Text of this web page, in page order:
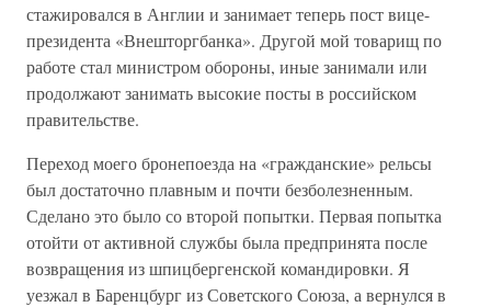
стажировался в Англии и занимает теперь пост вице-
президента «Внешторгбанка». Другой мой товарищ по
работе стал министром обороны, иные занимали или
продолжают занимать высокие посты в российском
правительстве.
Переход моего бронепоезда на «гражданские» рельсы
был достаточно плавным и почти безболезненным.
Сделано это было со второй попытки. Первая попытка
отойти от активной службы была предпринята после
возвращения из шпицбергенской командировки. Я
уезжал в Баренцбург из Советского Союза, а вернулся в